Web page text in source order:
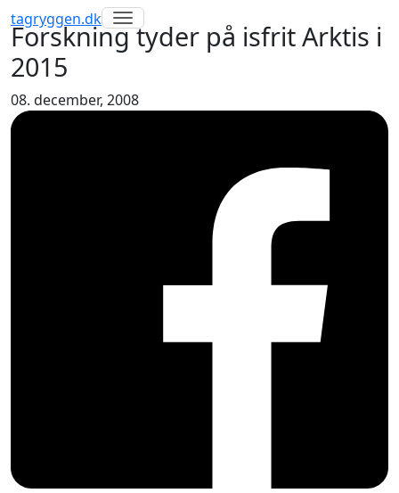
tagryggen.dk Toggle navigation
Forskning tyder på isfrit Arktis i
2015
08. december, 2008